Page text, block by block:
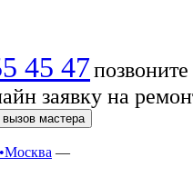
45 47
заявку на
вызов мастера
—